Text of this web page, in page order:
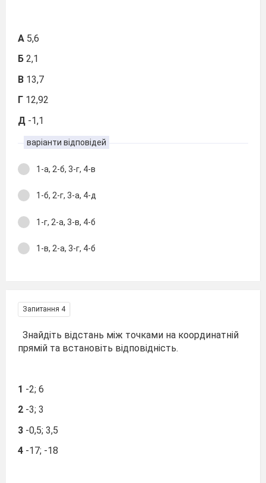
А 5,6
Б 2,1
В 13,7
Г 12,92
Д -1,1
варіанти відповідей
1-а, 2-б, 3-г, 4-в
1-б, 2-г, 3-а, 4-д
1-г, 2-а, 3-в, 4-б
1-в, 2-а, 3-г, 4-б
Запитання 4
Знайдіть відстань між точками на координатній
прямій та встановіть відповідність.
1 -2; 6
2 -3; 3
3 -0,5; 3,5
4 -17; -18